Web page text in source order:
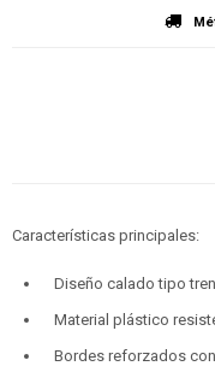
Características principales:
Diseño calado tipo
Material plástico
Bordes reforzados